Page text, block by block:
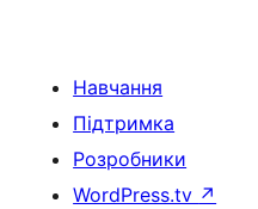
Навчання
Підтримка
Розробники
WordPress.tv ↗